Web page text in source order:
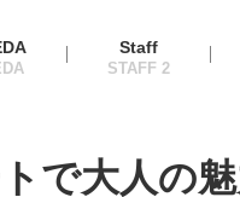
Staff
で大人の